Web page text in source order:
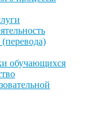
обучающихся